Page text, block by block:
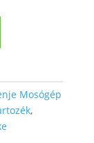
Mosógép
,